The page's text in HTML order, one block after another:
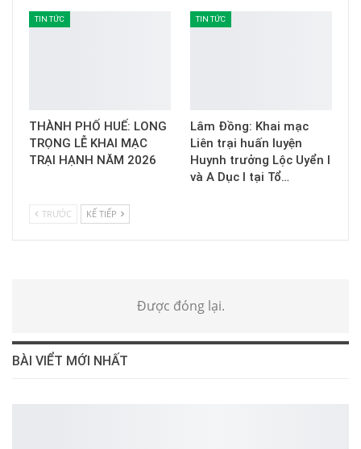
TIN TỨC
THÀNH PHỐ HUẾ: LONG
TRỌNG LỄ KHAI MẠC
TRẠI HẠNH NĂM 2026
TIN TỨC
Lâm Đồng: Khai mạc
Liên trại huấn luyện
Huynh trưởng Lộc Uyển I
và A Dục I tại Tổ…
TRƯỚC KẾ TIẾP
Được đóng lại.
BÀI VIỂT MỚI NHẤT